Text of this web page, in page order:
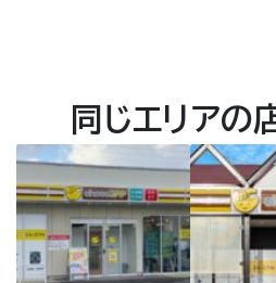
同じエリアの